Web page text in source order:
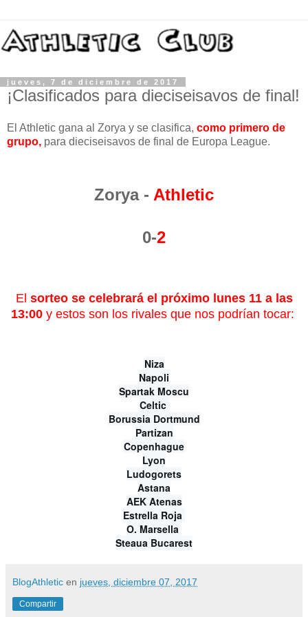
jueves, 7 de diciembre de 2017
¡Clasificados para dieciseisavos de final!
El Athletic gana al Zorya y se clasifica, como primero de
grupo, para dieciseisavos de final de Europa League.
Zorya - Athletic
0-2
El sorteo se celebrará el próximo lunes 11 a las
13:00y estos son los rivales que nos podrían tocar:
Niza
Napoli
Spartak Moscu
Celtic
Borussia Dortmund
Partizan
Copenhague
Lyon
Ludogorets
Astana
AEK Atenas
Estrella Roja
O. Marsella
Steaua Bucarest
BlogAthletic en jueves, diciembre 07, 2017
Compartir